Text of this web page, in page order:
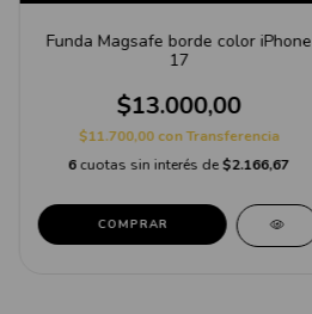
Funda Magsafe borde color iPhone
17
$13.000,00
$11.700,00conTransferencia
6cuotas sin interés de$2.166,67
COMPRAR